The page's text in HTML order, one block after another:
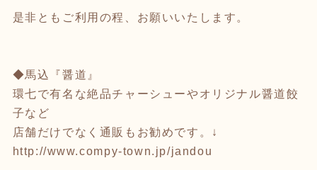
是非ともご利用の程、お願いいたします。
◆馬込『醤道』
環七で有名な絶品チャーシューやオリジナル醤道餃
子など
店舗だけでなく通販もお勧めです。↓
http://www.compy-town.jp/jandou